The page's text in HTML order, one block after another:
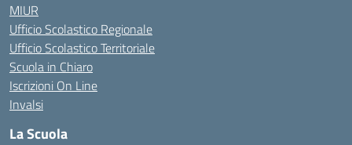
MIUR
Ufficio Scolastico Regionale
Ufficio Scolastico Territoriale
Scuola in Chiaro
Iscrizioni On Line
Invalsi
La Scuola